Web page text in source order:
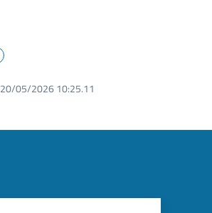
20/05/2026 10:25.11